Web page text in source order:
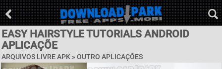
EASY HAIRSTYLE TUTORIALS ANDROID
APLICAÇÕE
ARQUIVOS LIVRE APK » OUTRO APLICAÇÕES